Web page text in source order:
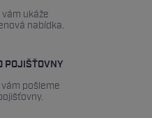
že poskytujeme
ukáže
nabídka.
POJIŠŤOVNY
pošleme